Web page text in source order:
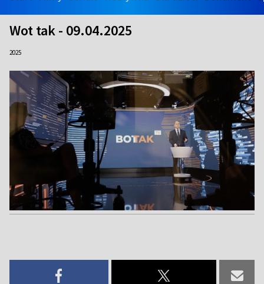
Wot tak - 09.04.2025
2025